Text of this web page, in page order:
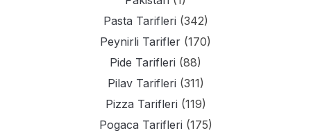
Pasta Tarifleri (342)
Peynirli Tarifler (170)
Pide Tarifleri (88)
Pilav Tarifleri (311)
Pizza Tarifleri (119)
Pogaca Tarifleri (175)